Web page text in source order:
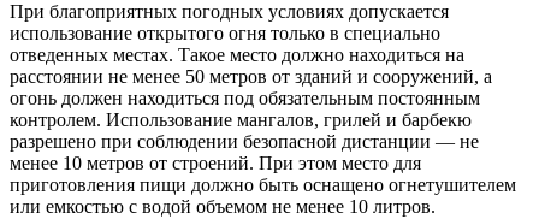
При благоприятных погодных условиях допускается
использование открытого огня только в специально
отведенных местах. Такое место должно находиться на
расстоянии не менее 50 метров от зданий и сооружений, а
огонь должен находиться под обязательным постоянным
контролем. Использование мангалов, грилей и барбекю
разрешено при соблюдении безопасной дистанции — не
менее 10 метров от строений. При этом место для
приготовления пищи должно быть оснащено огнетушителем
или емкостью с водой объемом не менее 10 литров.